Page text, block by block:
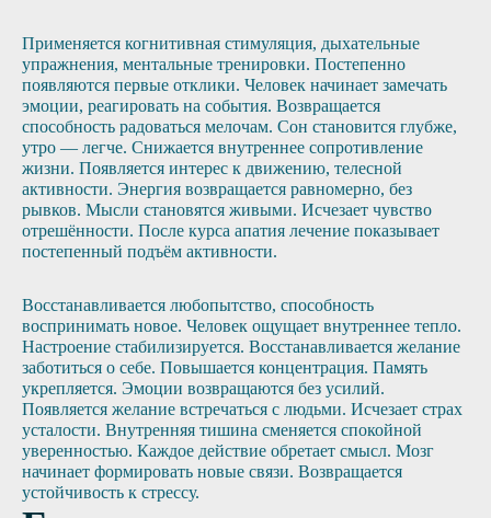
Применяется когнитивная стимуляция, дыхательные
упражнения, ментальные тренировки. Постепенно
появляются первые отклики. Человек начинает замечать
эмоции, реагировать на события. Возвращается
способность радоваться мелочам. Сон становится глубже,
утро — легче. Снижается внутреннее сопротивление
жизни. Появляется интерес к движению, телесной
активности. Энергия возвращается равномерно, без
рывков. Мысли становятся живыми. Исчезает чувство
отрешённости. После курса апатия лечение показывает
постепенный подъём активности.
Восстанавливается любопытство, способность
воспринимать новое. Человек ощущает внутреннее тепло.
Настроение стабилизируется. Восстанавливается желание
заботиться о себе. Повышается концентрация. Память
укрепляется. Эмоции возвращаются без усилий.
Появляется желание встречаться с людьми. Исчезает страх
усталости. Внутренняя тишина сменяется спокойной
уверенностью. Каждое действие обретает смысл. Мозг
начинает формировать новые связи. Возвращается
устойчивость к стрессу.